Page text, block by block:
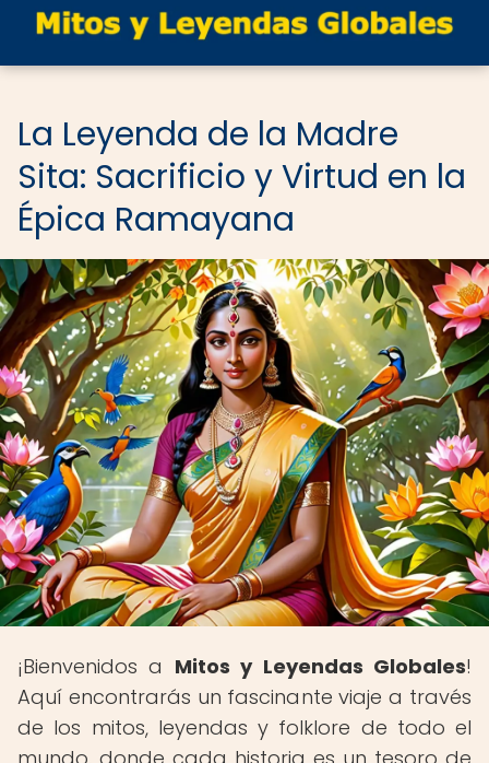
La Leyenda de la Madre
Sita: Sacrificio y Virtud en la
Épica Ramayana
¡Bienvenidos a Mitos y Leyendas Globales!
Aquí encontrarás un fascinante viaje a través
de los mitos, leyendas y folklore de todo el